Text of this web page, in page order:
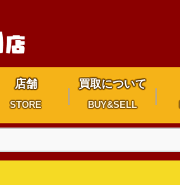
店舗
STORE
買取について
BUY&SELL